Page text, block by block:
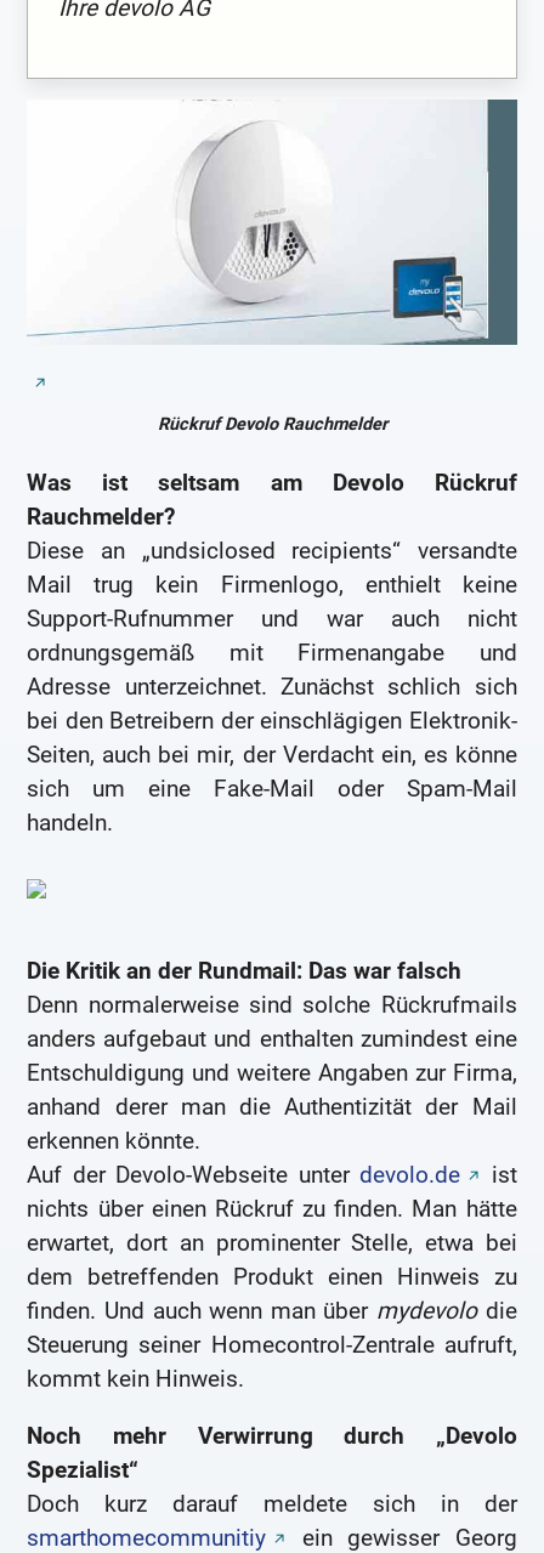
Ihre devolo AG
Rückruf Devolo Rauchmelder
Was ist seltsam am Devolo Rückruf
Rauchmelder?
Diese an „undsiclosed recipients“ versandte
Mail trug kein Firmenlogo, enthielt keine
Support-Rufnummer und war auch nicht
ordnungsgemäß mit Firmenangabe und
Adresse unterzeichnet. Zunächst schlich sich
bei den Betreibern der einschlägigen Elektronik-
Seiten, auch bei mir, der Verdacht ein, es könne
sich um eine Fake-Mail oder Spam-Mail
handeln.
Die Kritik an der Rundmail: Das war falsch
Denn normalerweise sind solche Rückrufmails
anders aufgebaut und enthalten zumindest eine
Entschuldigung und weitere Angaben zur Firma,
anhand derer man die Authentizität der Mail
erkennen könnte.
Auf der Devolo-Webseite unter devolo.de
ist
nichts über einen Rückruf zu finden. Man hätte
erwartet, dort an prominenter Stelle, etwa bei
dem betreffenden Produkt einen Hinweis zu
finden. Und auch wenn man über mydevolodie
Steuerung seiner Homecontrol-Zentrale aufruft,
kommt kein Hinweis.
Noch mehr Verwirrung durch „Devolo
Spezialist“
Doch kurz darauf meldete sich in der
smarthomecommunitiy
ein gewisser Georg